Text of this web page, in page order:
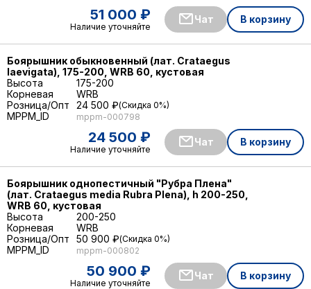
51 000 ₽
Наличие уточняйте
Чат В корзину
Боярышник обыкновенный (лат. Crataegus
laevigata), 175-200, WRB 60, кустовая
Высота
175-200
Корневая
WRB
Розница/Опт
24 500 ₽ Скидка 0%
24 500 ₽
Наличие уточняйте
Чат В корзину
MPPM_ID mppm-000798
Боярышник однопестичный "Рубра Плена"
(лат. Crataegus media Rubra Plena), h 200-250,
WRB 60, кустовая
Высота
200-250
Корневая
WRB
Розница/Опт
50 900 ₽ Скидка 0%
50 900 ₽
Наличие уточняйте
Чат В корзину
MPPM_ID mppm-000802